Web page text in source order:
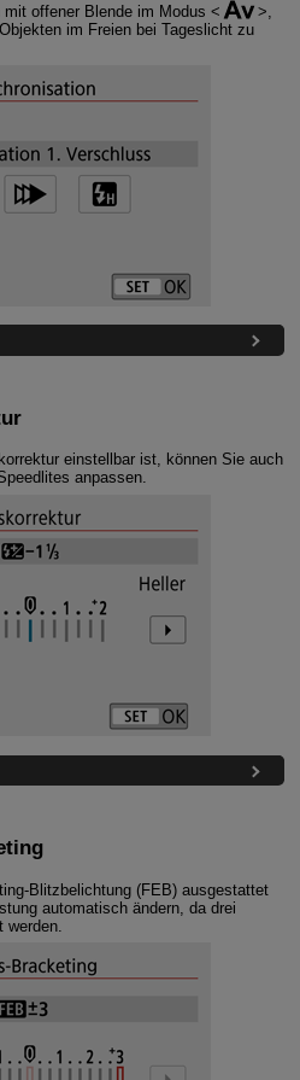
offener Blende im Modus
,
im Freien bei Tageslicht zu
einstellbar ist, können Sie auch
anpassen.
Blitzbelichtung (FEB) ausgestattet
automatisch ändern, da drei